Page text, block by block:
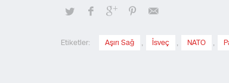
Etiketler: Aşırı Sağ , İsveç , NATO ,